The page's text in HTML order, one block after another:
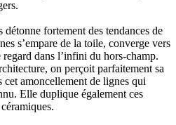
fortement des tendances de
s’empare de la toile, converge vers
dans l’infini du hors-champ.
on perçoit parfaitement sa
cet amoncellement de lignes qui
Elle duplique également ces